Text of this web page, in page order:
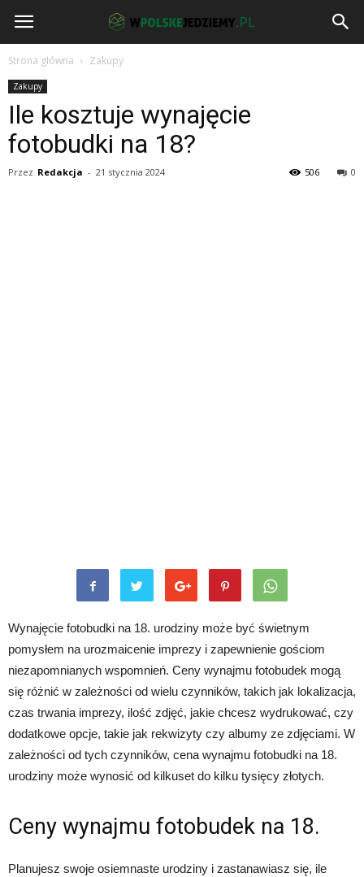
wPolskeJedziemy.pl
Strona główna Zakupy
Zakupy
Ile kosztuje wynajęcie
fotobudki na 18?
Przez Redakcja - 21 stycznia 2024 0
506
Wynajęcie fotobudki na 18. urodziny może być świetnym
pomysłem na urozmaicenie imprezy i zapewnienie gościom
niezapomnianych wspomnień. Ceny wynajmu fotobudek mogą
się różnić w zależności od wielu czynników, takich jak lokalizacja,
czas trwania imprezy, ilość zdjęć, jakie chcesz wydrukować, czy
dodatkowe opcje, takie jak rekwizyty czy albumy ze zdjęciami. W
zależności od tych czynników, cena wynajmu fotobudki na 18.
urodziny może wynosić od kilkuset do kilku tysięcy złotych.
Ceny wynajmu fotobudek na 18.
Planujesz swoje osiemnaste urodziny i zastanawiasz się, ile